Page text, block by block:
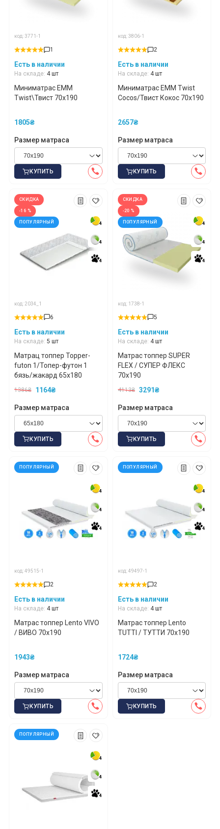
код: 3771-1
1
Есть в наличии
На складе: 4 шт
Миниматрас EMM
Twist\Твист 70x190
1805₴
Размер матраса
КУПИТЬ
код: 3806-1
2
Есть в наличии
На складе: 4 шт
Миниматрас EMM Twist
Cocos/Твист Кокос 70x190
2657₴
Размер матраса
КУПИТЬ
4
4
4
СКИДКА
-16 %
ПОПУЛЯРНЫЙ
код: 2034_1
6
Есть в наличии
На складе: 5 шт
4
4
4
Матрац топпер Topper-
futon 1/Топер-футон 1
бязь/жакард 65x180
1386₴ 1164₴
Размер матраса
КУПИТЬ
4
4
4
СКИДКА
-20 %
ПОПУЛЯРНЫЙ
код: 1738-1
5
Есть в наличии
На складе: 4 шт
4
4
4
Матрас топпер SUPER
FLEX / СУПЕР ФЛЕКС
70x190
4113₴ 3291₴
Размер матраса
КУПИТЬ
4
4
4
ПОПУЛЯРНЫЙ
код: 49515-1
2
Есть в наличии
На складе: 4 шт
4
4
4
Матрас топпер Lento VIVO
/ ВИВО 70x190
1943₴
Размер матраса
КУПИТЬ
4
4
4
ПОПУЛЯРНЫЙ
код: 49497-1
2
Есть в наличии
На складе: 4 шт
4
4
4
Матрас топпер Lento
TUTTI / ТУТТИ 70x190
1724₴
Размер матраса
КУПИТЬ
4
4
4
ПОПУЛЯРНЫЙ
4
4
4